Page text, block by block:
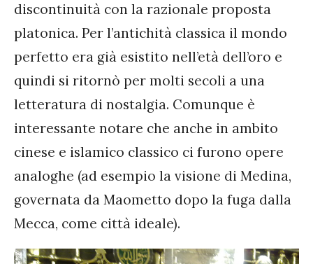
discontinuità con la razionale proposta
platonica. Per l’antichità classica il mondo
perfetto era già esistito nell’età dell’oro e
quindi si ritornò per molti secoli a una
letteratura di nostalgia. Comunque è
interessante notare che anche in ambito
cinese e islamico classico ci furono opere
analoghe (ad esempio la visione di Medina,
governata da Maometto dopo la fuga dalla
Mecca, come città ideale).